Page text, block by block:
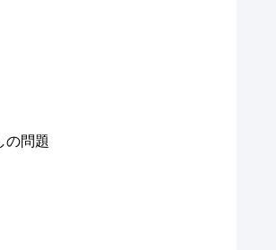
の問題